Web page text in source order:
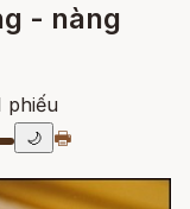
- nàng
phiếu
🌙 🖶